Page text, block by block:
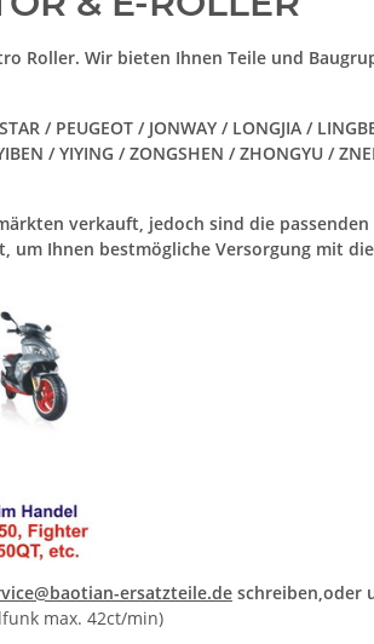
Roller. Wir bieten Ihnen Teile und
/ PEUGEOT / JONWAY / LONGJIA /
/ YIYING / ZONGSHEN / ZHONGYU /
verkauft, jedoch sind die
um Ihnen bestmögliche Versorgung mit
ersatzteile.de schreiben,oder
max. 42ct/min)